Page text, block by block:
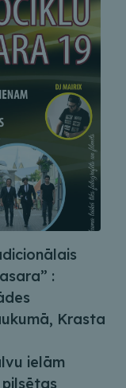
:
Krasta
ielām